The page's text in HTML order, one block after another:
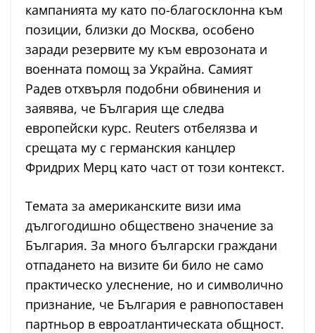
кампанията му като по-благосклонна към
позиции, близки до Москва, особено
заради резервите му към еврозоната и
военната помощ за Украйна. Самият
Радев отхвърля подобни обвинения и
заявява, че България ще следва
европейски курс. Reuters отбелязва и
срещата му с германския канцлер
Фридрих Мерц като част от този контекст.
Темата за американските визи има
дългогодишно обществено значение за
България. За много български граждани
отпадането на визите би било не само
практическо улеснение, но и символично
признание, че България е равнопоставен
партньор в евроатлантическата общност.